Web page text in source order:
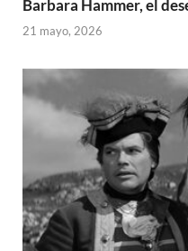
Barbara Hammer, el
21 mayo, 2026